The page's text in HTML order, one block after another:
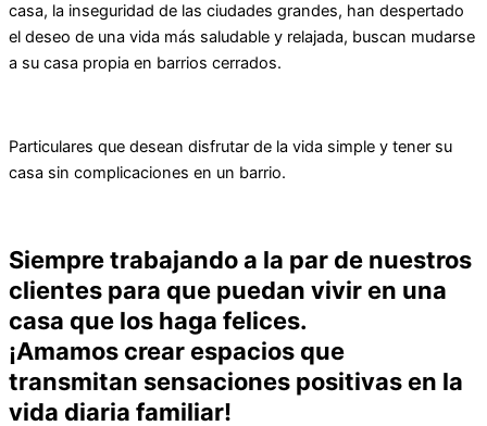
casa, la inseguridad de las ciudades grandes, han despertado
el deseo de una vida más saludable y relajada, buscan mudarse
a su casa propia en barrios cerrados.
Particulares que desean disfrutar de la vida simple y tener su
casa sin complicaciones en un barrio.
Siempre trabajando a la par de nuestros
clientes para que puedan vivir en una
casa que los haga felices.
¡Amamos crear espacios que
transmitan sensaciones positivas en la
vida diaria familiar!